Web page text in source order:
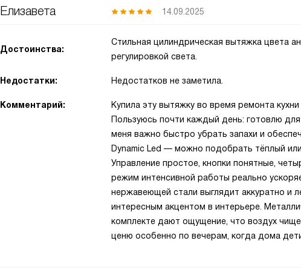
Елизавета 14.09.2025
Достоинства:
Стильная цилиндрическая вытяжка цвета
регулировкой света.
Недостатки: Недостатков не заметила.
Комментарий:
Купила эту вытяжку во время ремонта
Пользуюсь почти каждый день: готовлю
меня важно быстро убрать запахи и
Dynamic Led — можно подобрать тёплый
Управление простое, кнопки понятные,
режим интенсивной работы реально
нержавеющей стали выглядит аккуратно и
интересным акцентом в интерьере.
комплекте дают ощущение, что воздух
ценю особенно по вечерам, когда дома